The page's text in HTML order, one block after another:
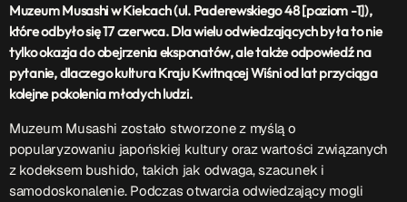
Przydatne linki
Strona UJK
Klub WSPAK
Wirtualna Uczelnia
Biuro Karier
Punkt Interwencji Kryzysowej
Muzeum Musashi w Kielcach (ul. Paderewskiego 48 [poziom -1]),
które odbyło się 17 czerwca. Dla wielu odwiedzających była to nie
tylko okazja do obejrzenia eksponatów, ale także odpowiedź na
pytanie, dlaczego kultura Kraju Kwitnącej Wiśni od lat przyciąga
kolejne pokolenia młodych ludzi.
Muzeum Musashi zostało stworzone z myślą o
popularyzowaniu japońskiej kultury oraz wartości związanych
z kodeksem bushido, takich jak odwaga, szacunek i
samodoskonalenie. Podczas otwarcia odwiedzający mogli